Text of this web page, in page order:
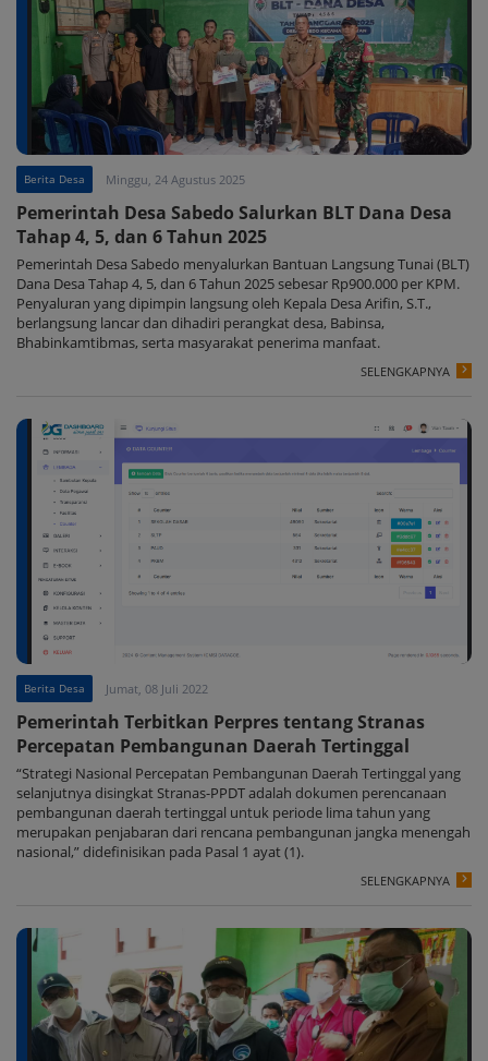
Berita Desa Minggu, 24 Agustus 2025
Pemerintah Desa Sabedo Salurkan BLT Dana Desa
Tahap 4, 5, dan 6 Tahun 2025
Pemerintah Desa Sabedo menyalurkan Bantuan Langsung Tunai (BLT)
Dana Desa Tahap 4, 5, dan 6 Tahun 2025 sebesar Rp900.000 per KPM.
Penyaluran yang dipimpin langsung oleh Kepala Desa Arifin, S.T.,
berlangsung lancar dan dihadiri perangkat desa, Babinsa,
Bhabinkamtibmas, serta masyarakat penerima manfaat.
SELENGKAPNYA
Berita Desa Jumat, 08 Juli 2022
Pemerintah Terbitkan Perpres tentang Stranas
Percepatan Pembangunan Daerah Tertinggal
“Strategi Nasional Percepatan Pembangunan Daerah Tertinggal yang
selanjutnya disingkat Stranas-PPDT adalah dokumen perencanaan
pembangunan daerah tertinggal untuk periode lima tahun yang
merupakan penjabaran dari rencana pembangunan jangka menengah
nasional,” didefinisikan pada Pasal 1 ayat (1).
SELENGKAPNYA